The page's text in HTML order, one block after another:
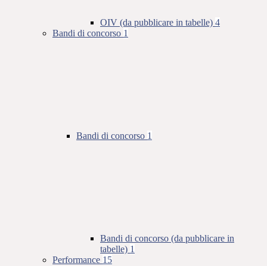
OIV (da pubblicare in tabelle) 4
Bandi di concorso 1
Bandi di concorso 1
Bandi di concorso (da pubblicare in
tabelle) 1
Performance 15